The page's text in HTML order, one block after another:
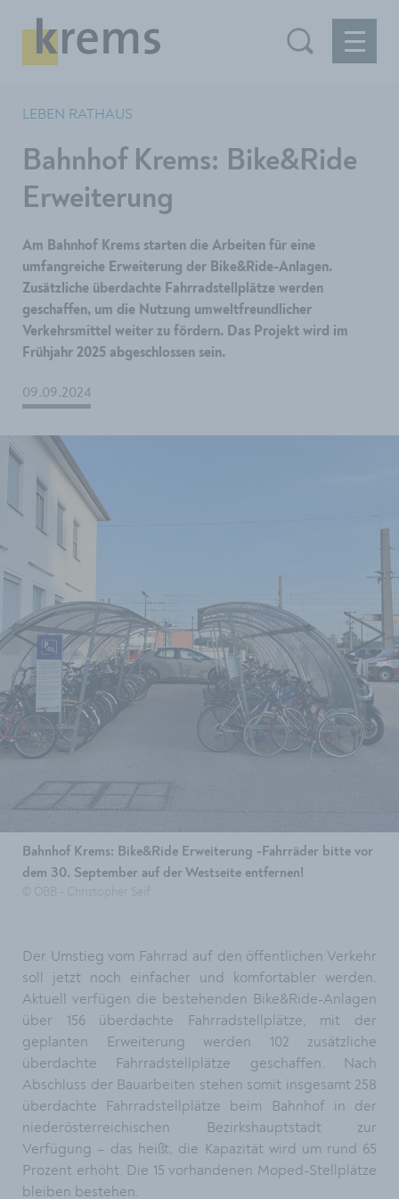
LEBEN RATHAUS
Bahnhof Krems: Bike&Ride
Erweiterung
Am Bahnhof Krems starten die Arbeiten für eine
umfangreiche Erweiterung der Bike&Ride-Anlagen.
Zusätzliche überdachte Fahrradstellplätze werden
geschaffen, um die Nutzung umweltfreundlicher
Verkehrsmittel weiter zu fördern. Das Projekt wird im
Frühjahr 2025 abgeschlossen sein.
09.09.2024
Bahnhof Krems: Bike&Ride Erweiterung -Fahrräder bitte vor
dem 30. September auf der Westseite entfernen!
Der Umstieg vom Fahrrad auf den öffentlichen Verkehr
soll jetzt noch einfacher und komfortabler werden.
Aktuell verfügen die bestehenden Bike&Ride-Anlagen
über 156 überdachte Fahrradstellplätze, mit der
geplanten Erweiterung werden 102 zusätzliche
überdachte Fahrradstellplätze geschaffen. Nach
Abschluss der Bauarbeiten stehen somit insgesamt 258
überdachte Fahrradstellplätze beim Bahnhof in der
niederösterreichischen Bezirkshauptstadt zur
Verfügung – das heißt, die Kapazität wird um rund 65
Prozent erhöht. Die 15 vorhandenen Moped-Stellplätze
bleiben bestehen.